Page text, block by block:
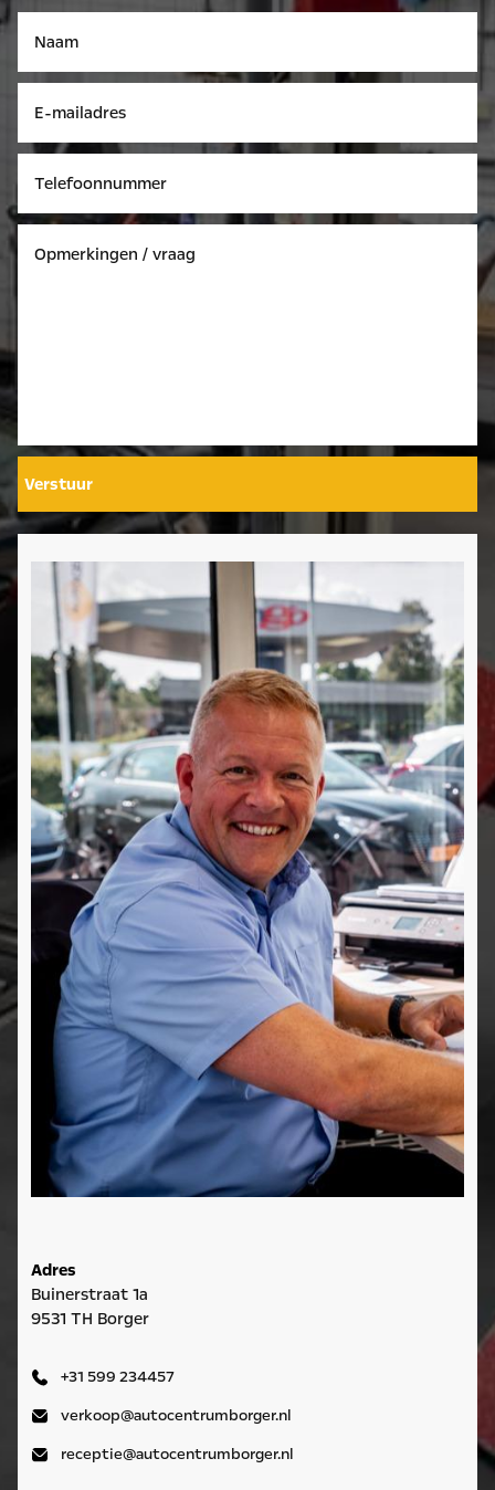
Verstuur
Adres
Buinerstraat 1a
9531 TH Borger
+31 599 234457
verkoop@autocentrumborger.nl
receptie@autocentrumborger.nl